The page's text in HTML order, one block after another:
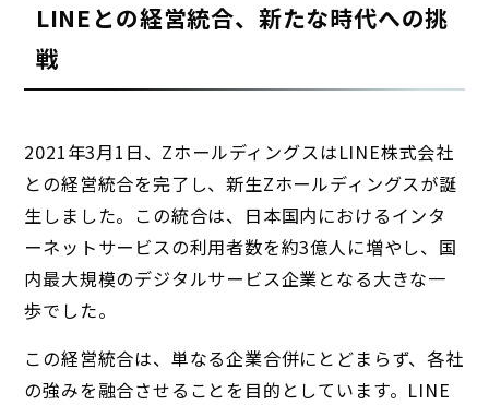
LINEとの経営統合、新たな時代への挑
戦
2021年3月1日、ZホールディングスはLINE株式会社
との経営統合を完了し、新生Zホールディングスが誕
生しました。この統合は、日本国内におけるインタ
ーネットサービスの利用者数を約3億人に増やし、国
内最大規模のデジタルサービス企業となる大きな一
歩でした。
この経営統合は、単なる企業合併にとどまらず、各社
の強みを融合させることを目的としています。LINE